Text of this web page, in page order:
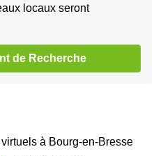
locaux seront
de Recherche
à Bourg-en-Bresse